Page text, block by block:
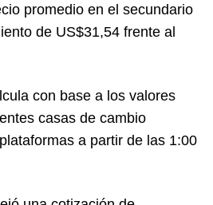
promedio en el secundario
de US$31,54 frente al
con base a los valores
casas de cambio
a partir de las 1:00